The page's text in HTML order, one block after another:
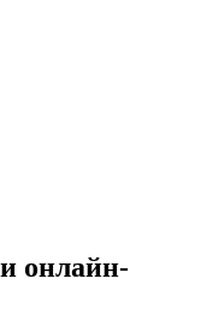
онлайн-